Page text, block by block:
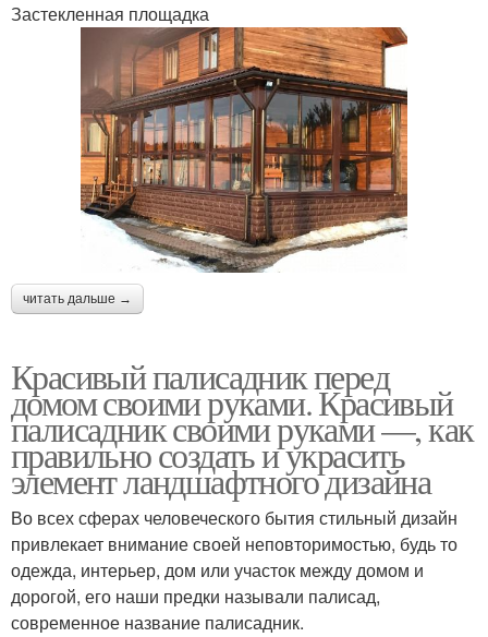
Застекленная площадка
читать дальше →
Красивый палисадник перед
домом своими руками. Красивый
палисадник своими руками —, как
правильно создать и украсить
элемент ландшафтного дизайна
Во всех сферах человеческого бытия стильный дизайн
привлекает внимание своей неповторимостью, будь то
одежда, интерьер, дом или участок между домом и
дорогой, его наши предки называли палисад,
современное название палисадник.